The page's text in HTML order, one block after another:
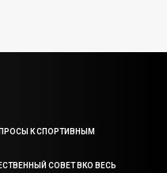
К СПОРТИВНЫМ
СОВЕТ ВКО ВЕСЬ